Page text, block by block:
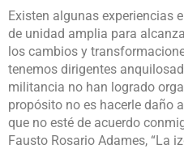
Existen algunas experiencias
de unidad amplia para
los cambios y
tenemos dirigentes
militancia no han logrado
propósito no es hacerle daño
que no esté de acuerdo
Fausto Rosario Adames, “La